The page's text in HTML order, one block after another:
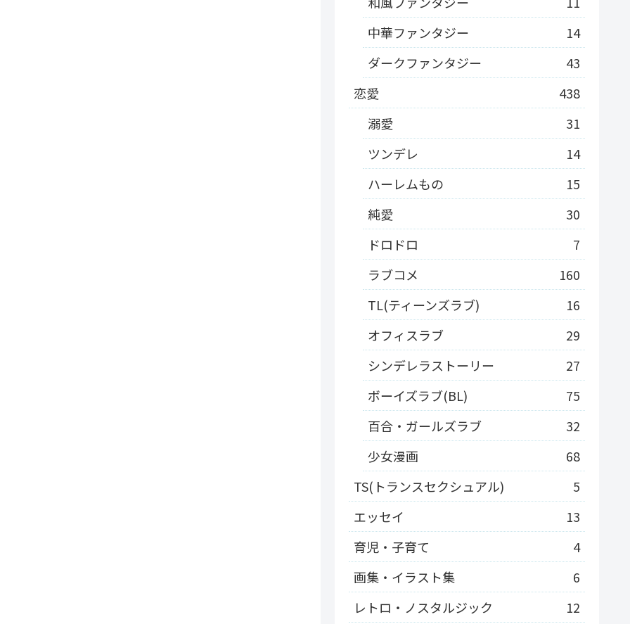
中華ファンタジー
14
ダークファンタジー
43
恋愛
438
溺愛
31
ツンデレ
14
ハーレムもの
15
純愛
30
ドロドロ
7
ラブコメ
160
TL(ティーンズラブ)
16
オフィスラブ
29
シンデレラストーリー
27
ボーイズラブ(BL)
75
百合・ガールズラブ
32
少女漫画
68
TS(トランスセクシュアル)
5
エッセイ
13
育児・子育て
4
画集・イラスト集
6
レトロ・ノスタルジック
12